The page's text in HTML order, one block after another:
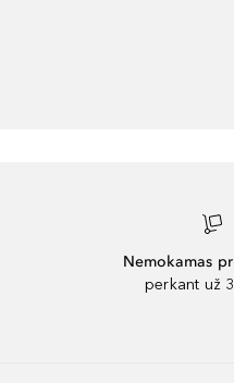
Nemokamas
perkant už